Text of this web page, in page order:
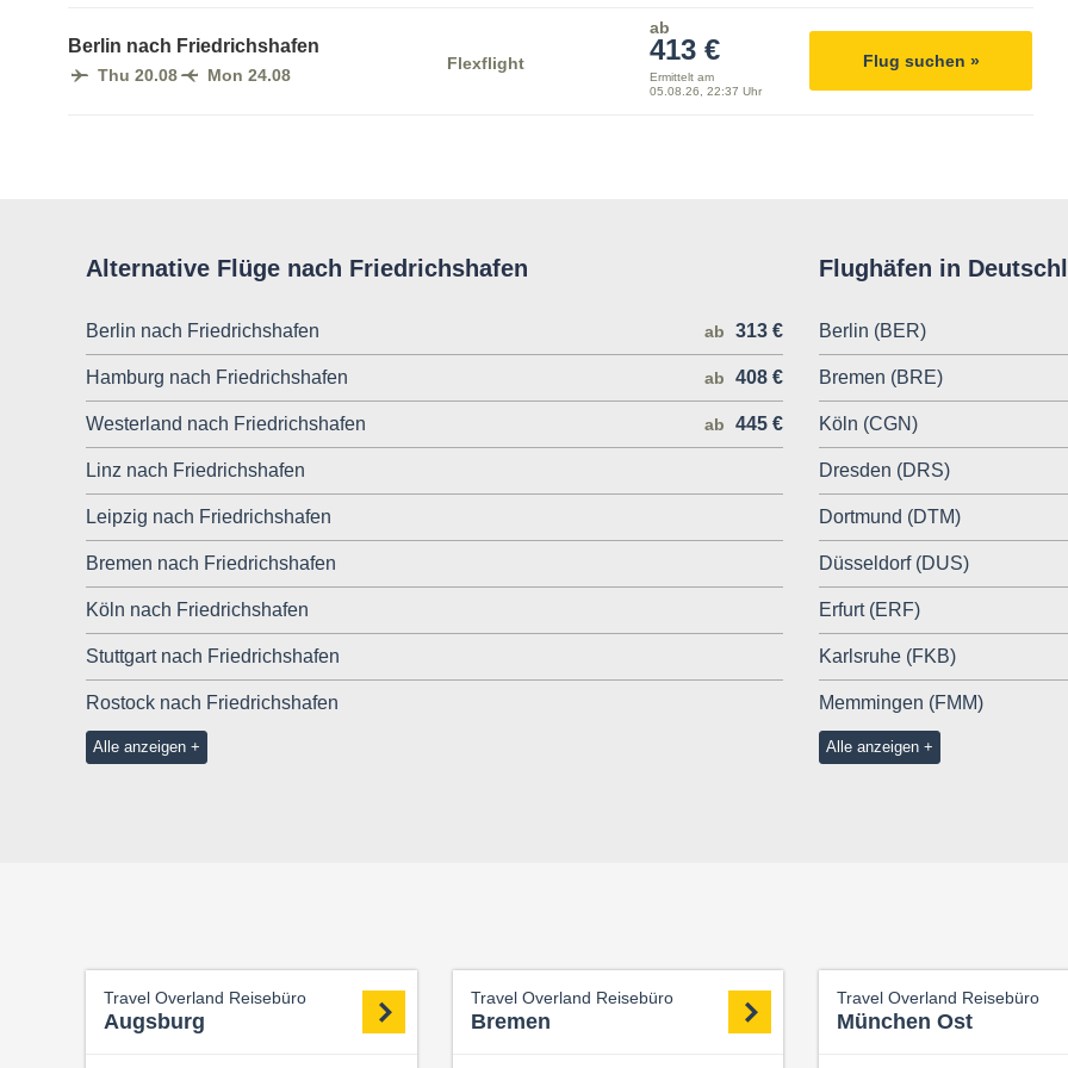
Berlin nach Friedrichshafen
Thu 20.08 Mon 24.08
Flexflight
ab
413 €
Ermittelt am
05.08.26, 22:37 Uhr
Flug suchen »
Alternative Flüge nach Friedrichshafen
Berlin nach Friedrichshafen ab 313 €
Hamburg nach Friedrichshafen ab 408 €
Westerland nach Friedrichshafen ab 445 €
Linz nach Friedrichshafen
Leipzig nach Friedrichshafen
Bremen nach Friedrichshafen
Köln nach Friedrichshafen
Stuttgart nach Friedrichshafen
Rostock nach Friedrichshafen
Alle anzeigen
Flughäfen in
Berlin (BER)
Bremen (BRE)
Köln (CGN)
Dresden (DRS)
Dortmund (DTM)
Düsseldorf (DUS)
Erfurt (ERF)
Karlsruhe (FKB)
Memmingen (FMM)
Alle anzeigen
Travel Overland Reisebüro
Augsburg
Travel Overland Reisebüro
Bremen
Travel Overland Reisebüro
München Ost